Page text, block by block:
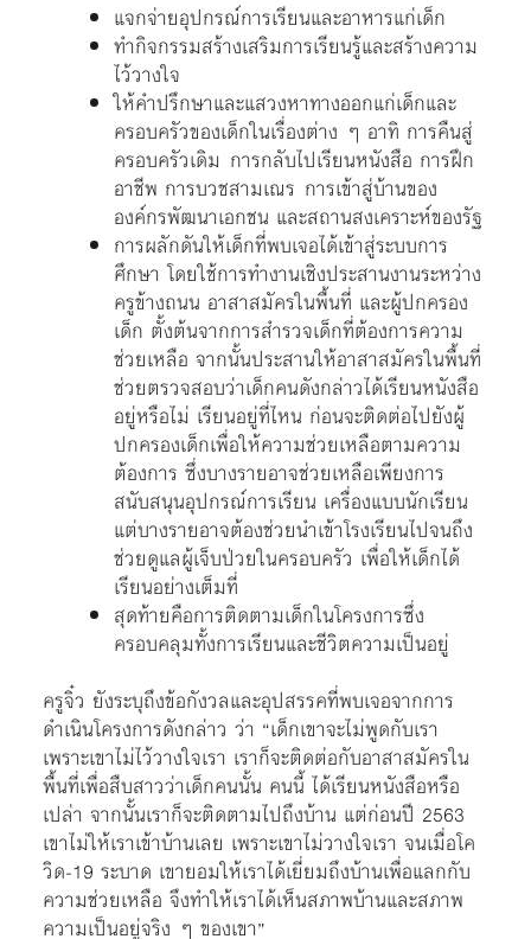
แจกจ่ายอุปกรณ์การเรียนและอาหารแก่เด็ก
ทำกิจกรรมสร้างเสริมการเรียนรู้และสร้างความ
ไว้วางใจ
ให้คำปรึกษาและแสวงหาทางออกแก่เด็กและ
ครอบครัวของเด็กในเรื่องต่าง ๆ อาทิ การคืนสู่
ครอบครัวเดิม การกลับไปเรียนหนังสือ การฝึก
อาชีพ การบวชสามเณร การเข้าสู่บ้านของ
องค์กรพัฒนาเอกชน และสถานสงเคราะห์ของรัฐ
การผลักดันให้เด็กที่พบเจอได้เข้าสู่ระบบการ
ศึกษา โดยใช้การทำงานเชิงประสานงานระหว่าง
ครูข้างถนน อาสาสมัครในพื้นที่ และผู้ปกครอง
เด็ก ตั้งต้นจากการสำรวจเด็กที่ต้องการความ
ช่วยเหลือ จากนั้นประสานให้อาสาสมัครในพื้นที่
ช่วยตรวจสอบว่าเด็กคนดังกล่าวได้เรียนหนังสือ
อยู่หรือไม่ เรียนอยู่ที่ไหน ก่อนจะติดต่อไปยังผู้
ปกครองเด็กเพื่อให้ความช่วยเหลือตามความ
ต้องการ ซึ่งบางรายอาจช่วยเหลือเพียงการ
สนับสนุนอุปกรณ์การเรียน เครื่องแบบนักเรียน
แต่บางรายอาจต้องช่วยนำเข้าโรงเรียนไปจนถึง
ช่วยดูแลผู้เจ็บป่วยในครอบครัว เพื่อให้เด็กได้
เรียนอย่างเต็มที่
สุดท้ายคือการติดตามเด็กในโครงการซึ่ง
ครอบคลุมทั้งการเรียนและชีวิตความเป็นอยู่
ครูจิ๋ว ยังระบุถึงข้อกังวลและอุปสรรคที่พบเจอจากการ
ดำเนินโครงการดังกล่าว ว่า “เด็กเขาจะไม่พูดกับเรา
เพราะเขาไม่ไว้วางใจเรา เราก็จะติดต่อกับอาสาสมัครใน
พื้นที่เพื่อสืบสาวว่าเด็กคนนั้น คนนี้ ได้เรียนหนังสือหรือ
เปล่า จากนั้นเราก็จะติดตามไปถึงบ้าน แต่ก่อนปี 2563
เขาไม่ให้เราเข้าบ้านเลย เพราะเขาไม่วางใจเรา จนเมื่อโค
วิด-19 ระบาด เขายอมให้เราได้เยี่ยมถึงบ้านเพื่อแลกกับ
ความช่วยเหลือ จึงทำให้เราได้เห็นสภาพบ้านและสภาพ
ความเป็นอยู่จริง ๆ ของเขา”